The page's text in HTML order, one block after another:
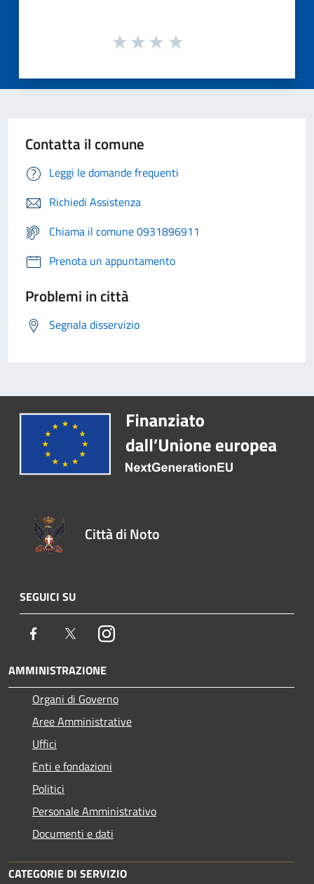
Contatta il comune
Leggi le domande frequenti
Richiedi Assistenza
Chiama il comune 0931896911
Prenota un appuntamento
Problemi in città
Segnala disservizio
Città di Noto
SEGUICI SU
Facebook TwitterInstagram
AMMINISTRAZIONE
Organi di Governo
Aree Amministrative
Uffici
Enti e fondazioni
Politici
Personale Amministrativo
Documenti e dati
CATEGORIE DI SERVIZIO